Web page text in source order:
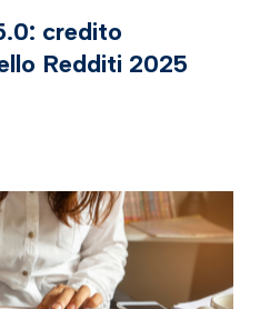
credito
Redditi 2025